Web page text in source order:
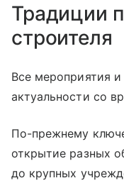
Традиции
строителя
Все мероприятия
актуальности со
По-прежнему
открытие разных
до крупных